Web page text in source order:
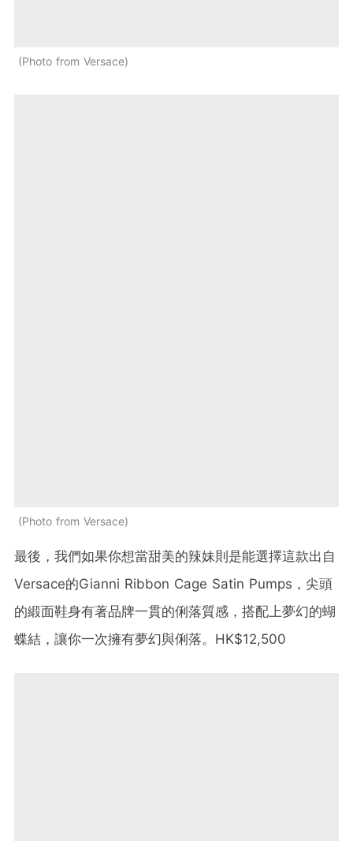
Photo from Versace
Photo from Versace
最後，我們如果你想當甜美的辣妹則是能選擇這款出自
Versace的Gianni Ribbon Cage Satin Pumps，尖頭
的緞面鞋身有著品牌一貫的俐落質感，搭配上夢幻的蝴
蝶結，讓你一次擁有夢幻與俐落。HK$12,500